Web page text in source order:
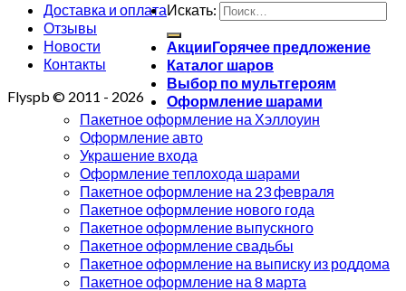
Доставка и оплата
Отзывы
Новости
Контакты
Flyspb © 2011 - 2026
Искать:
Акции
Каталог шаров
Выбор по мультгероям
Оформление шарами
Пакетное оформление на Хэллоуин
Оформление авто
Украшение входа
Оформление теплохода шарами
Пакетное оформление на 23 февраля
Пакетное оформление нового года
Пакетное оформление выпускного
Пакетное оформление свадьбы
Пакетное оформление на выписку из роддома
Пакетное оформление на 8 марта